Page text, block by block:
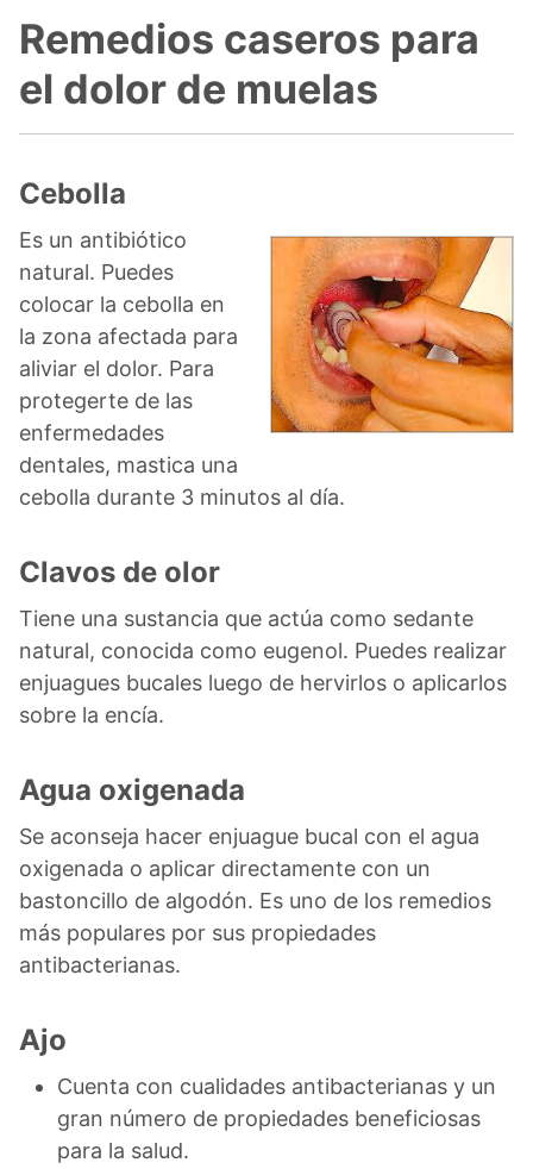
Remedios caseros para
el dolor de muelas
Cebolla
Es un antibiótico
natural. Puedes
colocar la cebolla en
la zona afectada para
aliviar el dolor. Para
protegerte de las
enfermedades
dentales, mastica una
cebolla durante 3 minutos al día.
Clavos de olor
Tiene una sustancia que actúa como sedante
natural, conocida como eugenol. Puedes realizar
enjuagues bucales luego de hervirlos o aplicarlos
sobre la encía.
Agua oxigenada
Se aconseja hacer enjuague bucal con el agua
oxigenada o aplicar directamente con un
bastoncillo de algodón. Es uno de los remedios
más populares por sus propiedades
antibacterianas.
Ajo
Cuenta con cualidades antibacterianas y un
gran número de propiedades beneficiosas
para la salud.